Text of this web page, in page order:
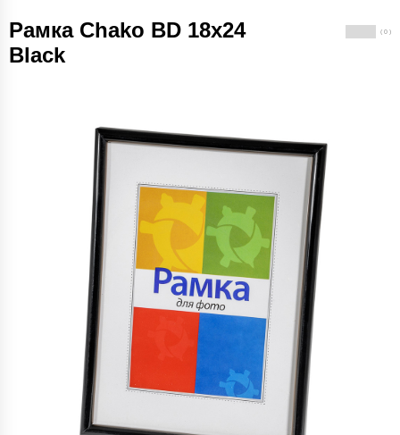
Рамка Chako BD 18x24
Black
( 0 )